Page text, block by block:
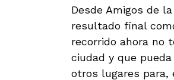
Desde Amigos de
resultado final
recorrido ahora no
ciudad y que
otros lugares para,